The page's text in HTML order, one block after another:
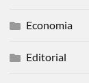
Economia
Editorial